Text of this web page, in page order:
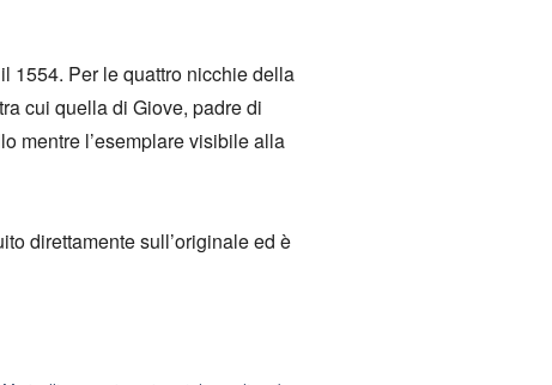
1554. Per le quattro nicchie della
cui quella di Giove, padre di
mentre l’esemplare visibile alla
direttamente sull’originale ed è